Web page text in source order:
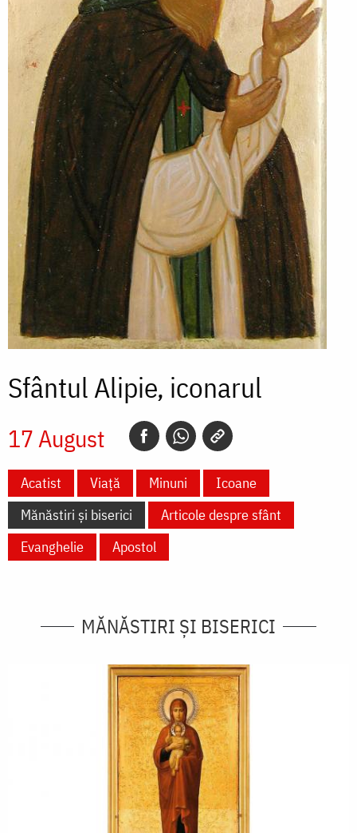
Sfântul Alipie, iconarul
17 August
Acatist Viață Minuni
Icoane
Mănăstiri și biserici
Articole despre sfânt
Evanghelie
Apostol
MĂNĂSTIRI ȘI BISERICI